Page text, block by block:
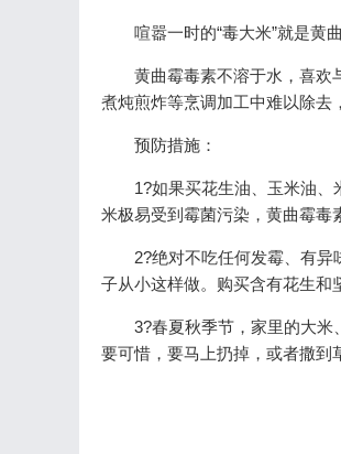
喧嚣一时的“毒大米”就是黄
黄曲霉毒素不溶于水，喜欢
煮炖煎炸等烹调加工中难以除去
预防措施：
1?如果买花生油、玉米油
米极易受到霉菌污染，黄曲霉毒
2?绝对不吃任何发霉、有
子从小这样做。购买含有花生和
3?春夏秋季节，家里的大
要可惜，要马上扔掉，或者撒到